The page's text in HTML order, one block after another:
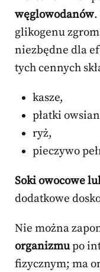
węglowodanów.
glikogenu
niezbędne dla
tych cennych
kasze,
płatki
ryż,
pieczywo
Soki owocowe
dodatkowe
Nie można
organizmupo
fizycznym; ma